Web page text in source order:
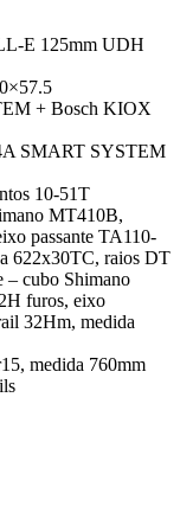
E 125mm UDH
+ Bosch KIOX
SMART SYSTEM
10-51T
MT410B,
passante TA110-
622x30TC, raios DT
cubo Shimano
furos, eixo
32Hm, medida
medida 760mm